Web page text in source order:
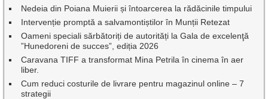
Nedeia din Poiana Muierii și întoarcerea la rădăcinile timpului
Intervenție promptă a salvamontiștilor în Munții Retezat
Oameni speciali sărbătoriți de autorități la Gala de excelenţă
”Hunedoreni de succes”, ediția 2026
Caravana TIFF a transformat Mina Petrila în cinema în aer
liber.
Cum reduci costurile de livrare pentru magazinul online – 7
strategii